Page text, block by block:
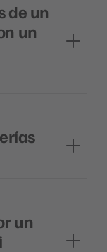
de un
un
un